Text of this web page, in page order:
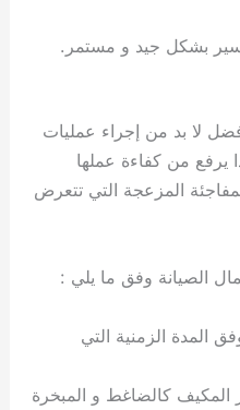
بشكل جيد و مستمر.
لا بد من إجراء عمليات
يرفع من كفاءة عملها
المزعجة التي تتعرض
الصيانة وفق ما يلي :
المدة الزمنية التي
كالضاغط و المبخرة